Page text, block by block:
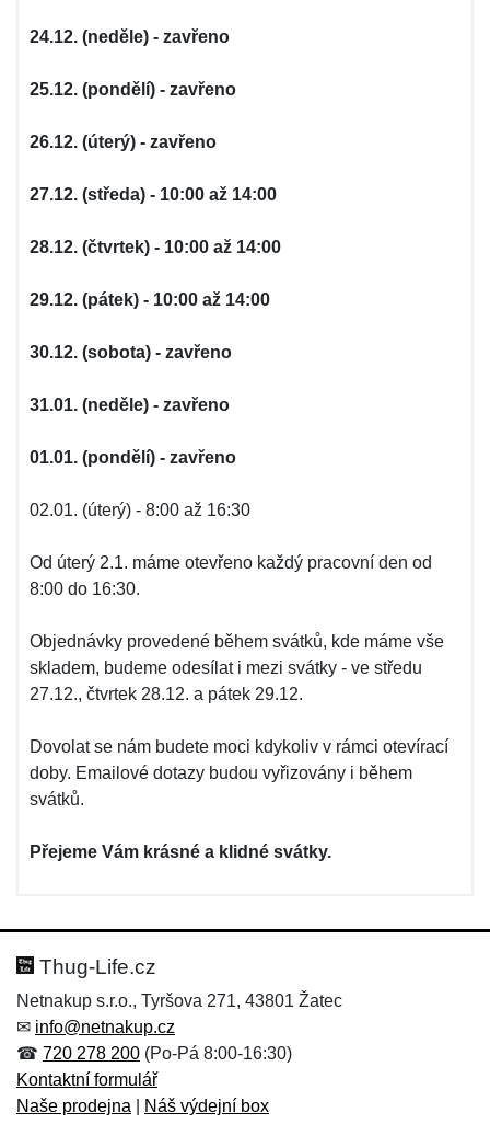
24.12. (neděle) - zavřeno
25.12. (pondělí) - zavřeno
26.12. (úterý) - zavřeno
27.12. (středa) - 10:00 až 14:00
28.12. (čtvrtek) - 10:00 až 14:00
29.12. (pátek) - 10:00 až 14:00
30.12. (sobota) - zavřeno
31.01. (neděle) - zavřeno
01.01. (pondělí) - zavřeno
02.01. (úterý) - 8:00 až 16:30
Od úterý 2.1. máme otevřeno každý pracovní den od
8:00 do 16:30.
Objednávky provedené během svátků, kde máme vše
skladem, budeme odesílat i mezi svátky - ve středu
27.12., čtvrtek 28.12. a pátek 29.12.
Dovolat se nám budete moci kdykoliv v rámci otevírací
doby. Emailové dotazy budou vyřizovány i během
svátků.
Přejeme Vám krásné a klidné svátky.
Thug-Life.cz
Netnakup s.r.o., Tyršova 271, 43801 Žatec
✉ info@netnakup.cz
☎ 720 278 200 (Po-Pá 8:00-16:30)
Kontaktní formulář
Naše prodejna
Náš výdejní box